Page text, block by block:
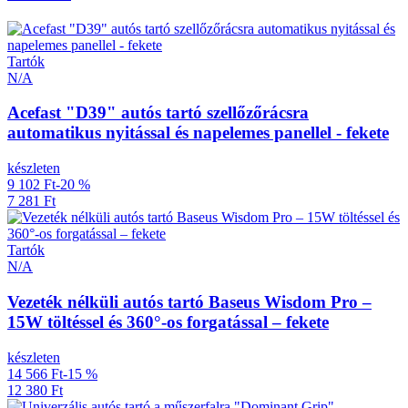
Tartók
N/A
Acefast "D39" autós tartó szellőzőrácsra
automatikus nyitással és napelemes panellel - fekete
készleten
9 102 Ft-20 %
7 281 Ft
Tartók
N/A
Vezeték nélküli autós tartó Baseus Wisdom Pro –
15W töltéssel és 360°-os forgatással – fekete
készleten
14 566 Ft-15 %
12 380 Ft